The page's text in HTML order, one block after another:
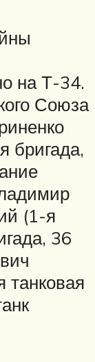
на Т-34.
Союза
бригада,
(1-я
36
танковая